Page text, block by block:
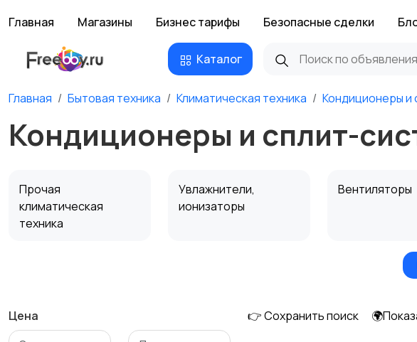
Главная Магазины Бизнес тарифы Безопасные сделки
Каталог
Главная Бытовая техника Климатическая техника Кондиционеры и
Кондиционеры и сплит-
Прочая
климатическая
техника
Увлажнители,
ионизаторы
Вентиляторы
Цена 👉 Сохранить поиск